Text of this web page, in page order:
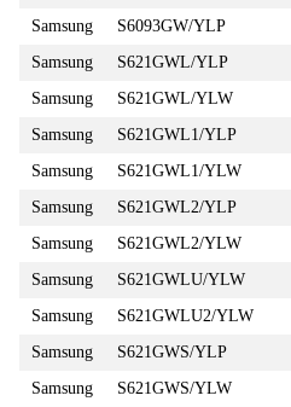
Samsung
S6093GW/YLP
Samsung
S621GWL/YLP
Samsung
S621GWL/YLW
Samsung
S621GWL1/YLP
Samsung
S621GWL1/YLW
Samsung
S621GWL2/YLP
Samsung
S621GWL2/YLW
Samsung
S621GWLU/YLW
Samsung
S621GWLU2/YLW
Samsung
S621GWS/YLP
Samsung
S621GWS/YLW